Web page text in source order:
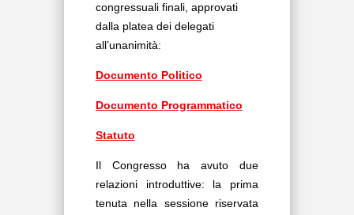
congressuali finali, approvati
dalla platea dei delegati
all’unanimità:
Documento Politico
Documento Programmatico
Statuto
Il Congresso ha avuto due
relazioni introduttive: la prima
tenuta nella sessione riservata